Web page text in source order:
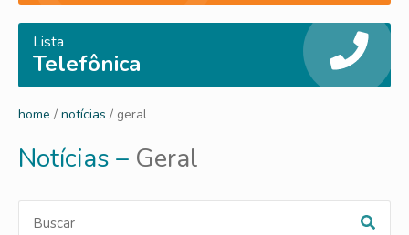
Lista
Telefônica
home / notícias / geral
Notícias – Geral